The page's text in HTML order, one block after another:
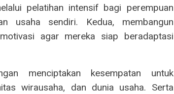
pelatihan intensif bagi perempuan
usaha sendiri. Kedua, membangun
agar mereka siap beradaptasi
menciptakan kesempatan untuk
wirausaha, dan dunia usaha. Serta